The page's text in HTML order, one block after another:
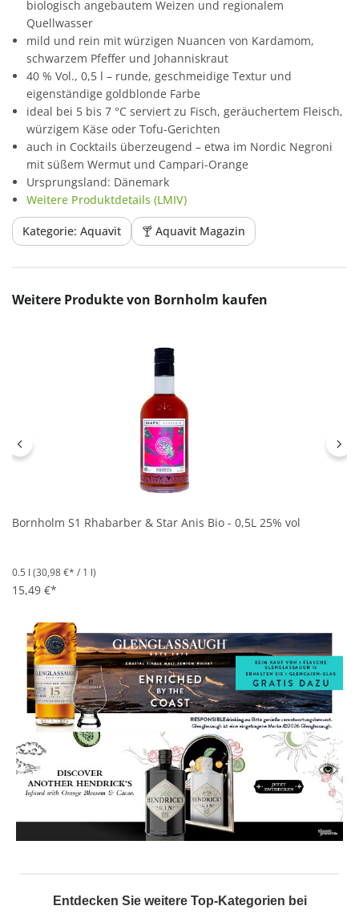
biologisch angebautem Weizen und regionalem
Quellwasser
mild und rein mit würzigen Nuancen von Kardamom,
schwarzem Pfeffer und Johanniskraut
40 % Vol., 0,5 l – runde, geschmeidige Textur und
eigenständige goldblonde Farbe
ideal bei 5 bis 7 °C serviert zu Fisch, geräuchertem Fleisch,
würzigem Käse oder Tofu-Gerichten
auch in Cocktails überzeugend – etwa im Nordic Negroni
mit süßem Wermut und Campari-Orange
Ursprungsland: Dänemark
Weitere Produktdetails (LMIV)
Kategorie: Aquavit 🍸 Aquavit Magazin
Produktgalerie überspringen
Weitere Produkte von Bornholm kaufen
Bornholm S1 Rhabarber & Star Anis Bio - 0,5L 25% vol
0.5 l (30,98 €* / 1 l)
15,49 €*
Entdecken Sie weitere Top-Kategorien bei